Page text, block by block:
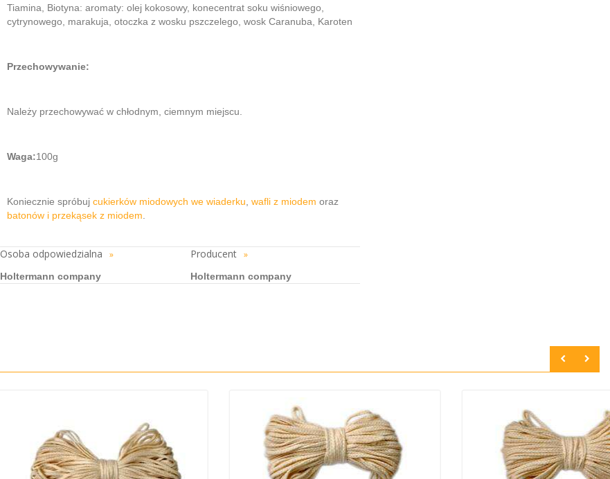
Tiamina, Biotyna: aromaty: olej kokosowy, konecentrat soku wiśniowego,
cytrynowego, marakuja, otoczka z wosku pszczelego, wosk Caranuba, Karoten
Przechowywanie:
Należy przechowywać w chłodnym, ciemnym miejscu.
Waga:100g
Koniecznie spróbuj cukierków miodowych we wiaderku wafli z miodem oraz
batonów i przekąsek z miodem
Osoba odpowiedzialna »
Holtermann company
Producent »
Holtermann company